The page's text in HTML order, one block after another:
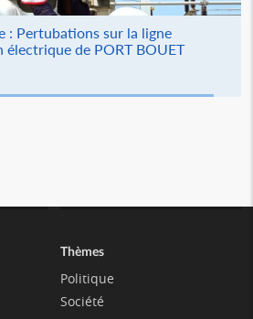
: Pertubations sur la ligne
de PORT BOUET
Thèmes
Politique
Société